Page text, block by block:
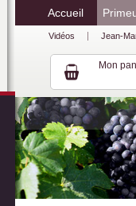
Accueil
Vidéos Jean-
Mon